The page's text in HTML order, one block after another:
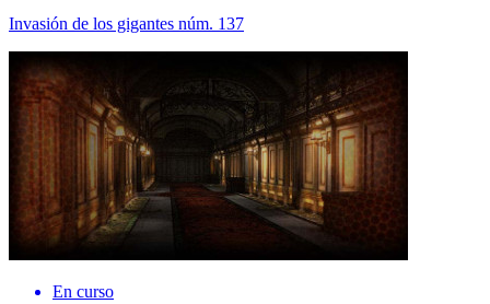
Invasión de los gigantes núm. 137
En curso